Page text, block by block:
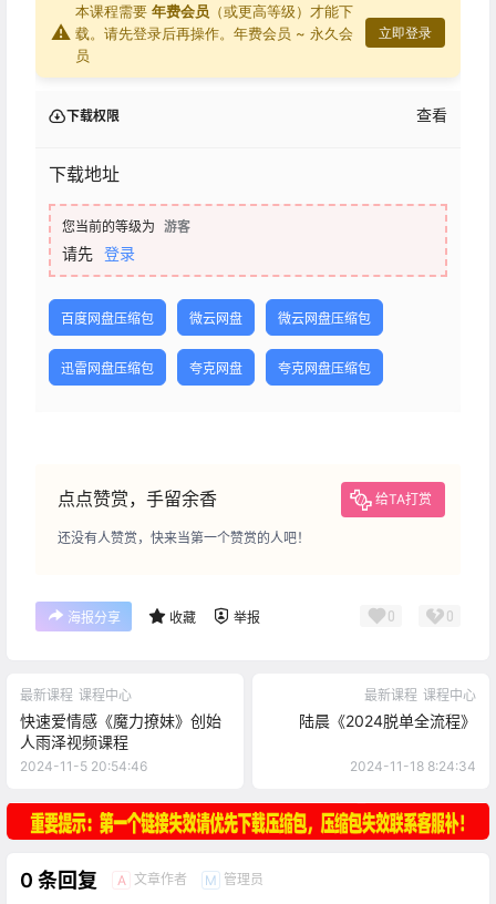
⚠
本课程需要 年费会员 （或更高等级）才能下
载。请先登录后再操作。 年费会员 ~ 永久会
员
立即登录
下载权限 查看
下载地址
您当前的等级为 游客
请先 登录
百度网盘压缩包 微云网盘 微云网盘压缩包
迅雷网盘压缩包 夸克网盘 夸克网盘压缩包
点点赞赏，手留余香 给TA打赏
还没有人赞赏，快来当第一个赞赏的人吧！
海报分享 收藏 举报 0 0
最新课程 课程中心
快速爱情感《魔力撩妹》创始
人雨泽视频课程
2024-11-5 20:54:46
最新课程 课程中心
陆晨《2024脱单全流程》
2024-11-18 8:24:34
0 条回复 A 文章作者 M 管理员